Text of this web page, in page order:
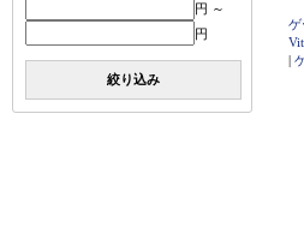
円 ～
円
絞り込み
ゲ
|